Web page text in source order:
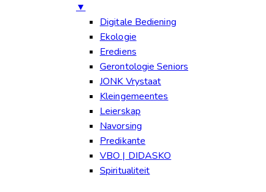
▼
Digitale Bediening
Ekologie
Erediens
Gerontologie Seniors
JONK Vrystaat
Kleingemeentes
Leierskap
Navorsing
Predikante
VBO | DIDASKO
Spiritualiteit